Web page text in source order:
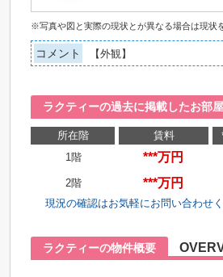
※写真や図と実際の現状とが異なる場合は現状
コメント 【外観】
ラクティーの過去に掲載したお部屋
所在階 賃料
1階
***万円
2階 ***万円
現況の確認はお気軽にお問い合わせく
ラクティーの物件概要